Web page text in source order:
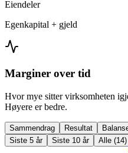
Eiendeler
Egenkapital + gjeld
Marginer over tid
Hvor mye sitter virksomheten
Høyere er bedre.
Sammendrag Resultat
Siste 5 år
Siste 10 år Alle (14)